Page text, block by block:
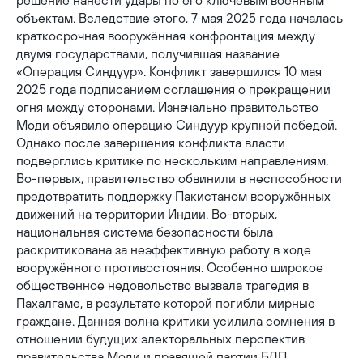
объектам. Вследствие этого, 7 мая 2025 года началась
краткосрочная вооружённая конфронтация между
двумя государствами, получившая название
«Операция Синдуур». Конфликт завершился 10 мая
2025 года подписанием соглашения о прекращении
огня между сторонами. Изначально правительство
Моди объявило операцию Синдуур крупной победой.
Однако после завершения конфликта власти
подверглись критике по нескольким направлениям.
Во-первых, правительство обвинили в неспособности
предотвратить поддержку Пакистаном вооружённых
движений на территории Индии. Во-вторых,
национальная система безопасности была
раскритикована за неэффективную работу в ходе
вооружённого противостояния. Особенно широкое
общественное недовольство вызвала трагедия в
Пахалгаме, в результате которой погибли мирные
граждане. Данная волна критики усилила сомнения в
отношении будущих электоральных перспектив